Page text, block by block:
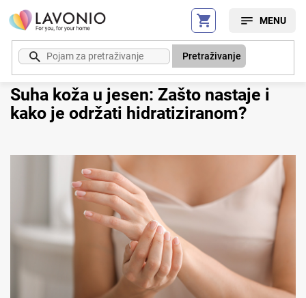
Preskoči
na
sadržaj
Pretraživanje
Suha koža u jesen: Zašto nastaje i
kako je održati hidratiziranom?